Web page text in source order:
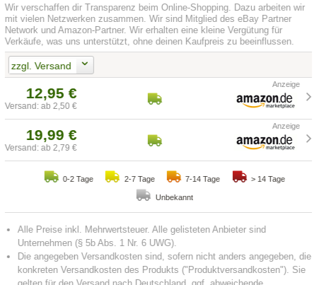
Wir verschaffen dir Transparenz beim Online-Shopping. Dazu arbeiten wir
mit vielen Netzwerken zusammen. Wir sind Mitglied des eBay Partner
Network und Amazon-Partner. Wir erhalten eine kleine Vergütung für
Verkäufe, was uns unterstützt, ohne deinen Kaufpreis zu beeinflussen.
zzgl. Versand
12,95 €
Versand: ab 2,50 €
19,99 €
Versand: ab 2,79 €
0-2 Tage 2-7 Tage 7-14 Tage > 14 Tage
Unbekannt